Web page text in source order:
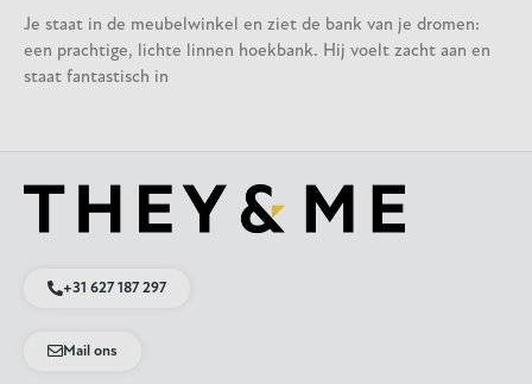
Je staat in de meubelwinkel en ziet de bank van je dromen:
een prachtige, lichte linnen hoekbank. Hij voelt zacht aan en
staat fantastisch in
+31 627 187 297
Mail ons